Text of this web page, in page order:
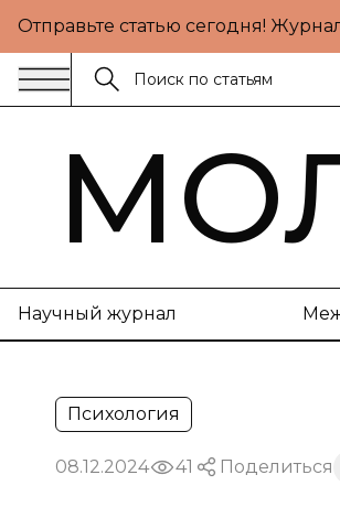
Отправьте статью сегодня!
Научный журнал
Психология
08.12.2024 41 Поделиться